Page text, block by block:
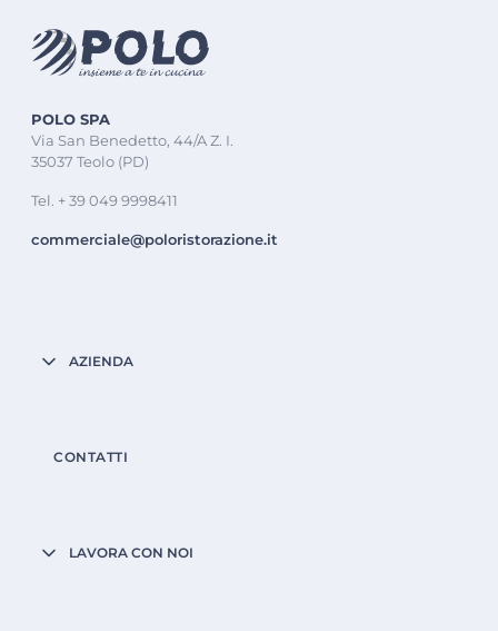
POLO SPA
Via San Benedetto, 44/A Z. I.
35037 Teolo (PD)
Tel. + 39 049 9998411
commerciale@poloristorazione.it
AZIENDA
CONTATTI
LAVORA CON NOI